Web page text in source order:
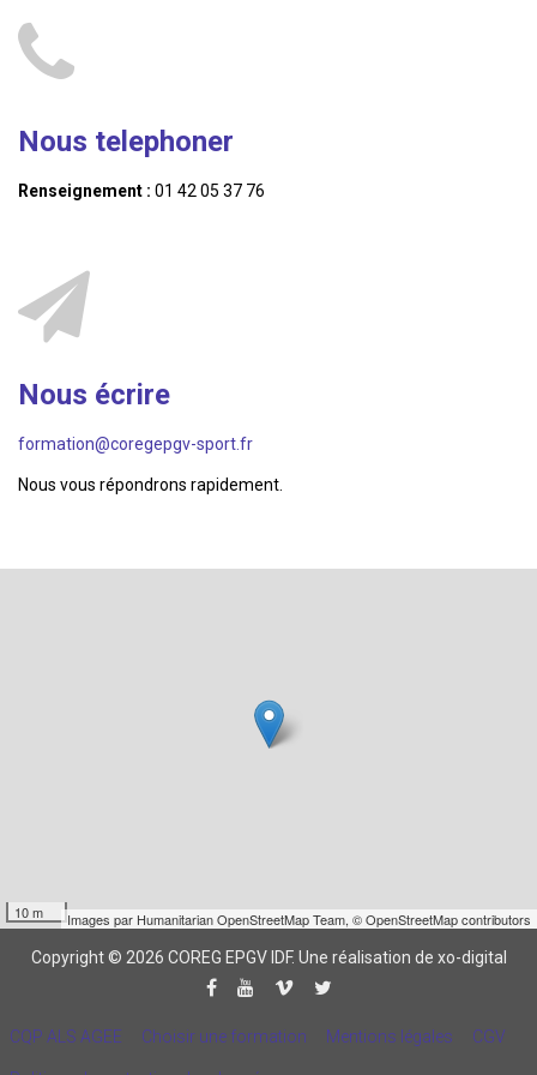
Nous telephoner
Renseignement : 01 42 05 37 76
Nous écrire
formation@coregepgv-sport.fr
Nous vous répondrons rapidement.
10 m Images par Humanitarian OpenStreetMap Team, © OpenStreetMap contributors
Copyright © 2026 COREG EPGV IDF. Une réalisation de xo-digital
CQP ALS AGEE Choisir une formation Mentions légales CGV